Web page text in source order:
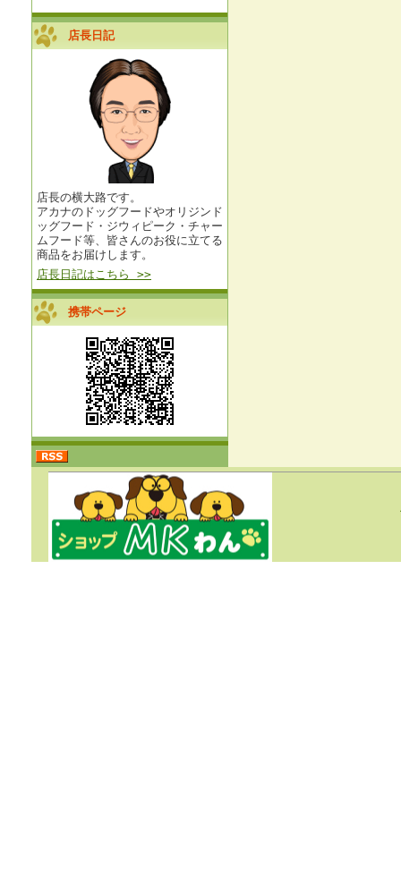
店長日記
店長の横大路です。
アカナのドッグフードやオリジンド
ッグフード・ジウィピーク・チャー
ムフード等、皆さんのお役に立てる
商品をお届けします。
店長日記はこちら >>
携帯ページ